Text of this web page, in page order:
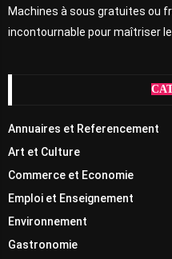
Machines à sous gratuites ou
incontournable pour maîtriser
Annuaires et Referencement
Art et Culture
Commerce et Economie
Emploi et Enseignement
Environnement
Gastronomie